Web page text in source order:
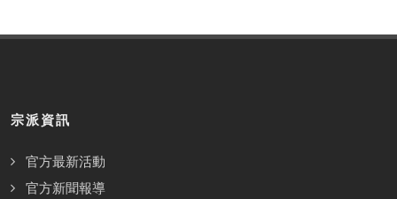
宗派資訊
官方最新活動
官方新聞報導